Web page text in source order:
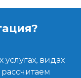
видах